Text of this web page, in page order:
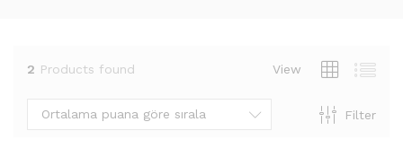
2 Products found View
Filter
Ortalama puana göre sırala